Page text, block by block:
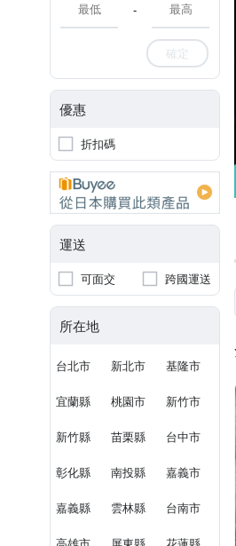
-
確定
優惠
折扣碼
運送
可面交 跨國運送
所在地
台北市 新北市 基隆市
宜蘭縣 桃園市 新竹市
新竹縣 苗栗縣 台中市
彰化縣 南投縣 嘉義市
嘉義縣 雲林縣 台南市